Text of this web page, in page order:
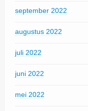
september 2022
augustus 2022
juli 2022
juni 2022
mei 2022